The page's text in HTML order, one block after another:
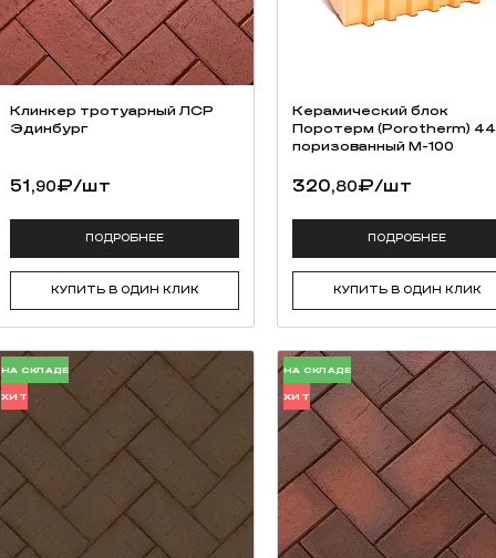
Клинкер тротуарный ЛСР
Эдинбург
51,90₽/шт
ПОДРОБНЕЕ
КУПИТЬ В ОДИН КЛИК
Керамический блок
Поротерм (Porotherm) 44
поризованный М-100
320,80₽/шт
ПОДРОБНЕЕ
КУПИТЬ В ОДИН КЛИК
НА СКЛАДЕ
ХИТ
НА СКЛАДЕ
ХИТ